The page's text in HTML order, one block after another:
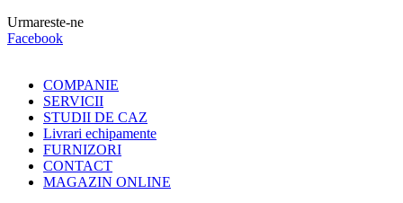
Urmareste-ne
Facebook
COMPANIE
SERVICII
STUDII DE CAZ
Livrari echipamente
FURNIZORI
CONTACT
MAGAZIN ONLINE